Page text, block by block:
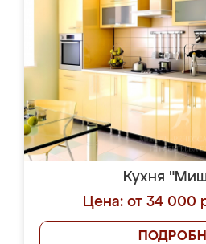
Кухня
Цена: от 34 000